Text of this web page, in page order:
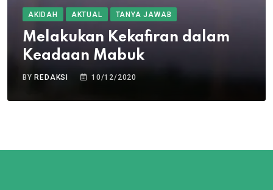
AKIDAH AKTUAL TANYA JAWAB
Melakukan Kekafiran dalam
Keadaan Mabuk
BYREDAKSI 10/12/2020